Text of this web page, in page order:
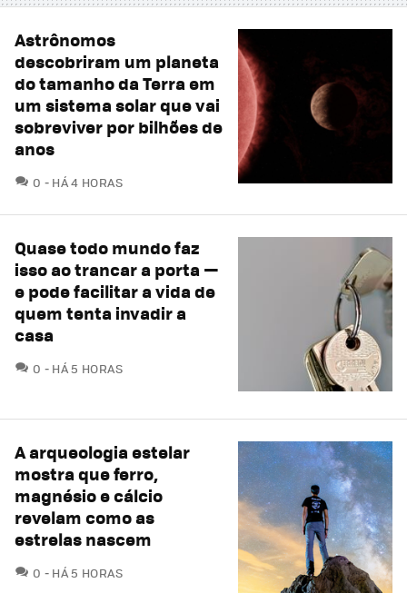
Astrônomos
descobriram um planeta
do tamanho da Terra em
um sistema solar que vai
sobreviver por bilhões de
anos
0 COMENTÁRIOS
HÁ 4 HORAS
Quase todo mundo faz
isso ao trancar a porta —
e pode facilitar a vida de
quem tenta invadir a
casa
0 COMENTÁRIOS
HÁ 5 HORAS
A arqueologia estelar
mostra que ferro,
magnésio e cálcio
revelam como as
estrelas nascem
0 COMENTÁRIOS
HÁ 5 HORAS